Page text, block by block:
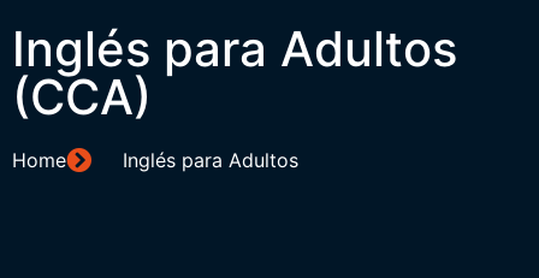
Inglés para Adultos
(CCA)
Home Inglés para Adultos